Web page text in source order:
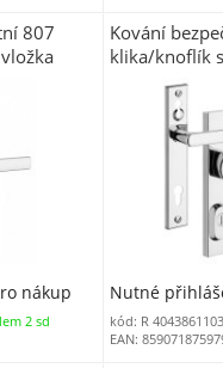
807
807)
nákup
2 sd
Kování
klika/knoflík
mm vložka
s překrytím
Nutné
kód: R
EAN: